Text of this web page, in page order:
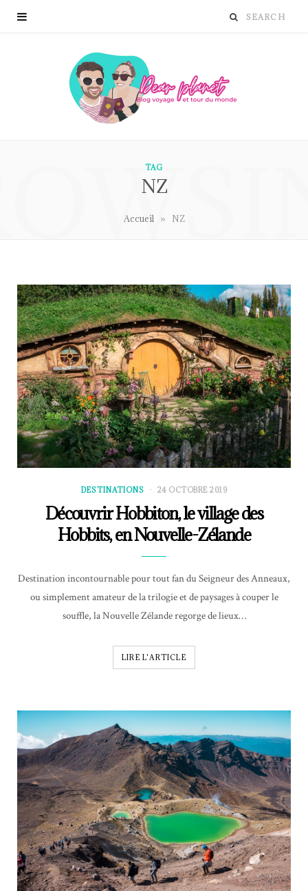
TAG
NZ
Accueil » NZ
DESTINATIONS 24 OCTOBRE 2019
Découvrir Hobbiton, le village des
Hobbits, en Nouvelle-Zélande
Destination incontournable pour tout fan du Seigneur des Anneaux,
ou simplement amateur de la trilogie et de paysages à couper le
souffle, la Nouvelle Zélande regorge de lieux…
LIRE L'ARTICLE